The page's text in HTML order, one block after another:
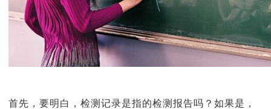
首先，要明白，检测记录是指的检测报告吗？如果是，